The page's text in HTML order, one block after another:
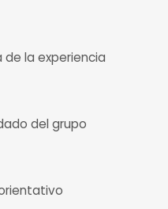
la experiencia
del grupo